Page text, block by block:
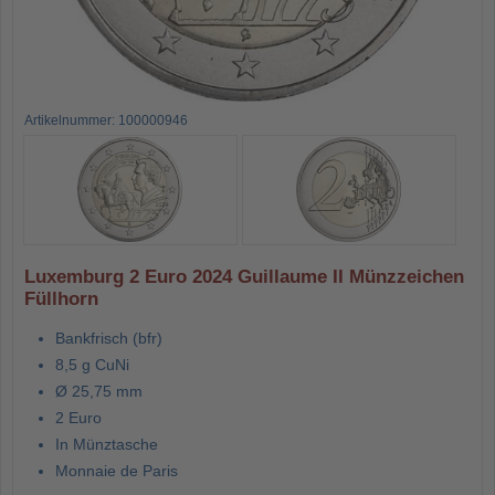
Artikelnummer: 100000946
Luxemburg 2 Euro 2024 Guillaume II Münzzeichen
Füllhorn
Bankfrisch (bfr)
8,5 g CuNi
Ø 25,75 mm
2 Euro
In Münztasche
Monnaie de Paris